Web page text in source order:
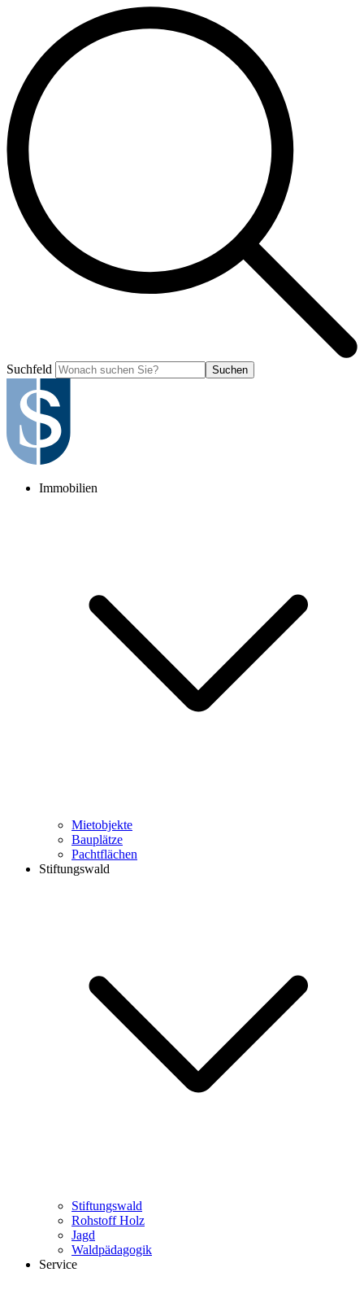
Suchfeld Suchen
Immobilien
Mietobjekte
Bauplätze
Pachtflächen
Stiftungswald
Stiftungswald
Rohstoff Holz
Jagd
Waldpädagogik
Service